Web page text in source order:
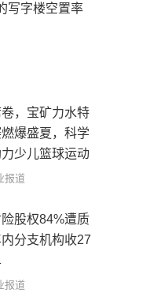
写字楼空置率
，宝矿力水特
爆盛夏，科学
少儿篮球运动
报道
股权84%遭质
分支机构收27
报道